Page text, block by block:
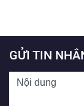
GỬI TIN